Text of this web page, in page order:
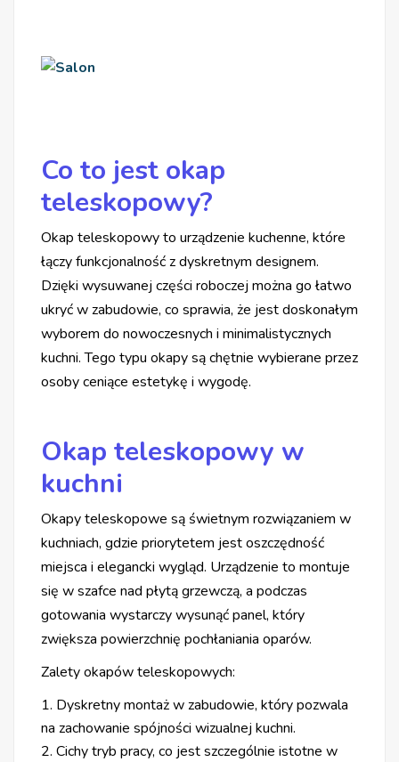
Co to jest okap
teleskopowy?
Okap teleskopowy to urządzenie kuchenne, które
łączy funkcjonalność z dyskretnym designem.
Dzięki wysuwanej części roboczej można go łatwo
ukryć w zabudowie, co sprawia, że jest doskonałym
wyborem do nowoczesnych i minimalistycznych
kuchni. Tego typu okapy są chętnie wybierane przez
osoby ceniące estetykę i wygodę.
Okap teleskopowy w
kuchni
Okapy teleskopowe są świetnym rozwiązaniem w
kuchniach, gdzie priorytetem jest oszczędność
miejsca i elegancki wygląd. Urządzenie to montuje
się w szafce nad płytą grzewczą, a podczas
gotowania wystarczy wysunąć panel, który
zwiększa powierzchnię pochłaniania oparów.
Zalety okapów teleskopowych:
1. Dyskretny montaż w zabudowie, który pozwala
na zachowanie spójności wizualnej kuchni.
2. Cichy tryb pracy, co jest szczególnie istotne w